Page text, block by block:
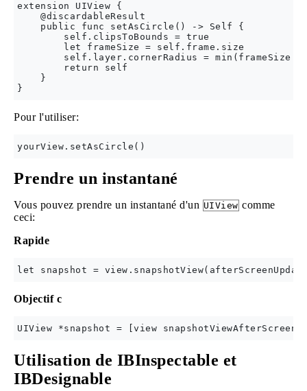
extension UIView {
    @discardableResult
    public func setAsCircle() -> Self {
        self.clipsToBounds = true
        let frameSize = self.frame.size
self.layer.cornerRadius =
        return self
    }
Pour l'utiliser:
Prendre un instantané
Vous pouvez prendre un instantané d'un UIView comme
ceci:
Rapide
Objectif c
Utilisation de IBInspectable et
IBDesignable